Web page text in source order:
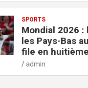
SPORTS
Mondial 2026
les Pays-Bas
file en
admin